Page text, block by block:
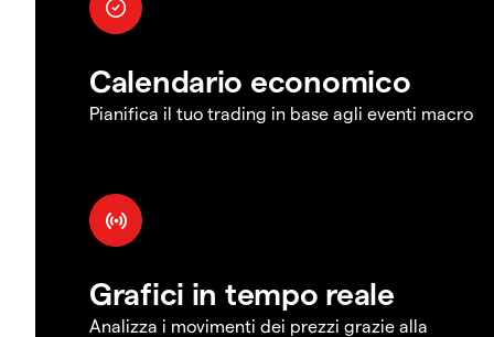
Calendario economico
Pianifica il tuo trading in base agli eventi macro
Grafici in tempo reale
Analizza i movimenti dei prezzi grazie alla